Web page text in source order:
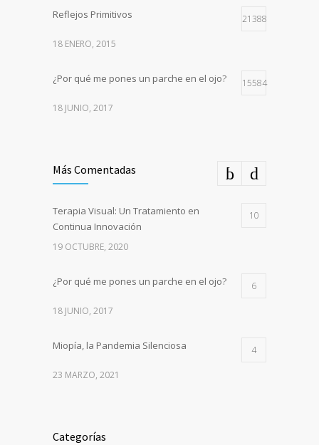
Reflejos Primitivos 21388
18 ENERO, 2015
¿Por qué me pones un parche en el ojo? 15584
18 JUNIO, 2017
Más Comentadas
Terapia Visual: Un Tratamiento en
Continua Innovación
10
19 OCTUBRE, 2020
¿Por qué me pones un parche en el ojo? 6
18 JUNIO, 2017
Miopía, la Pandemia Silenciosa 4
23 MARZO, 2021
Categorías